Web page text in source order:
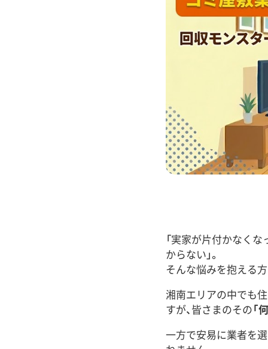
「実家が片付かなく
からない」。
そんな悩みを抱える
湘南エリアの中でも
すが、皆さまのその「
一方で安易に業者を